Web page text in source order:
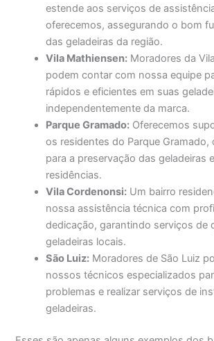
estende aos serviços de
oferecemos, assegurando o bom
das geladeiras da região.
Vila Mathiensen: Moradores da
podem contar com nossa equipe
rápidos e eficientes em suas
independentemente da marca.
Parque Gramado: Oferecemos
os residentes do Parque Gramado,
para a preservação das geladeiras
residências.
Vila Cordenonsi: Um bairro
nossa assistência técnica com
dedicação, garantindo serviços de
geladeiras locais.
São Luiz: Moradores de São Luiz
nossos técnicos especializados
problemas e realizar serviços de
geladeiras.